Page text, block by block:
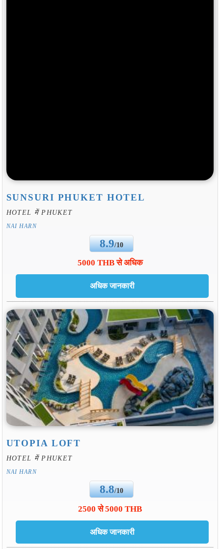
SUNSURI PHUKET HOTEL
HOTEL में PHUKET
NAI HARN
8.9/10
5000 THB से अधिक
UTOPIA LOFT
HOTEL में PHUKET
NAI HARN
8.8/10
2500 से 5000 THB